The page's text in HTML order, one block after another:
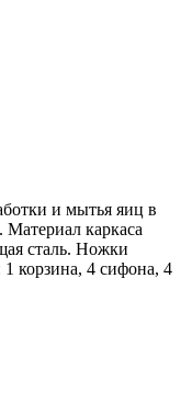
и мытья яиц в
Материал каркаса
сталь. Ножки
корзина, 4 сифона, 4